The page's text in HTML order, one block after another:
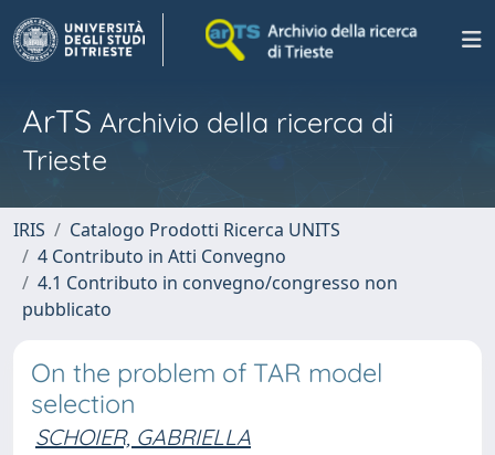
ArTS Archivio della ricerca di
Trieste
IRIS
Catalogo Prodotti Ricerca UNITS
4 Contributo in Atti Convegno
4.1 Contributo in convegno/congresso non
pubblicato
On the problem of TAR model
selection
SCHOIER, GABRIELLA